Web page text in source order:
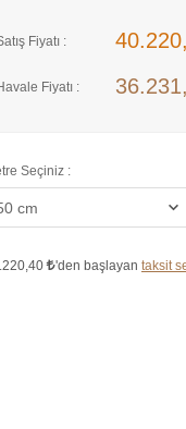
Fiyatı :
Fiyatı :
Seçiniz :
'den başlayan taksit